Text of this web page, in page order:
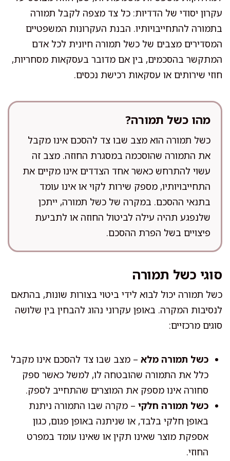
עקרון יסודי של הדדיות: כל צד מצפה לקבל תמורה
בתמורה להתחייבויותיו. הבנת העקרונות המשפטיים
המסדירים מצבים של כשל תמורה חיונית לכל אדם
המתקשר בהסכמים, בין אם מדובר בעסקאות מסחריות,
חוזי שירותים או עסקאות רכישת נכסים.
מהו כשל תמורה?
כשל תמורה הוא מצב שבו צד להסכם אינו מקבל
את התמורה שהוסכמה במסגרת החוזה. מצב זה
עשוי להתרחש כאשר אחד הצדדים אינו מקיים את
התחייבויותיו, מספק שירות לקוי או אינו עומד
בתנאי ההסכם. במקרה של כשל תמורה, ייתכן
שלנפגע תהיה עילה לביטול החוזה או לתביעת
פיצויים בשל הפרת ההסכם.
סוגי כשל תמורה
כשל תמורה יכול לבוא לידי ביטוי בצורות שונות, בהתאם
לנסיבות המקרה. באופן עקרוני נהוג להבחין בין שלושה
סוגים מרכזיים:
כשל תמורה מלא – מצב שבו צד להסכם אינו מקבל
כלל את התמורה שהובטחה לו, למשל כאשר ספק
סחורה אינו מספק את המוצרים שהתחייב לספק.
כשל תמורה חלקי – מקרה שבו התמורה ניתנת
באופן חלקי בלבד, או שניתנה באופן פגום, כגון
אספקת מוצר שאינו תקין או שאינו עומד במפרט
החוזי.